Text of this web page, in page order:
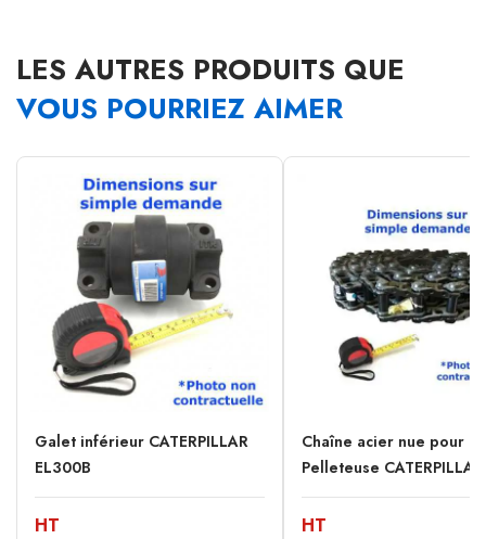
LES AUTRES PRODUITS QUE
VOUS POURRIEZ AIMER
Galet inférieur CATERPILLAR
EL300B
HT
Chaîne acier nue pour
Pelleteuse
HT